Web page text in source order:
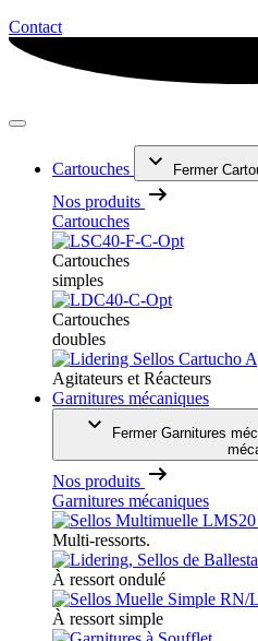
Contact
Cartouches Fermer
Nos produits
Cartouches
Cartouches
simples
Cartouches
doubles
Agitateurs et Réacteurs
Garnitures mécaniques
Fermer Garnitures
Nos produits
Garnitures mécaniques
Multi-ressorts.
À ressort ondulé
À ressort simple